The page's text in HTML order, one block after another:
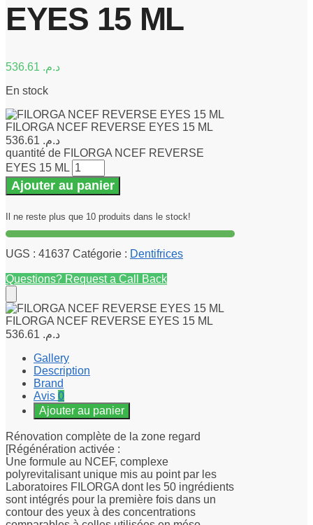
EYES 15 ML
د.م.
En stock
FILORGA NCEF REVERSE EYES 15 ML
د.م.
quantité de FILORGA NCEF REVERSE
EYES 15 ML
Ajouter au panier
Il ne reste plus que 10 produits dans le stock!
UGS : 41637 Catégorie : Dentifrices
Questions? Request a Call Back
FILORGA NCEF REVERSE EYES 15 ML
د.م.
Gallery
Description
Brand
Avis 0
Ajouter au panier
Rénovation complète de la zone regard
[Régénération activée :
Une formule au NCEF, complexe
polyrevitalisant unique mis au point par les
Laboratoires FILORGA dont les 50 ingrédients
sont intégrés pour la première fois dans un
contour des yeux à des concentrations